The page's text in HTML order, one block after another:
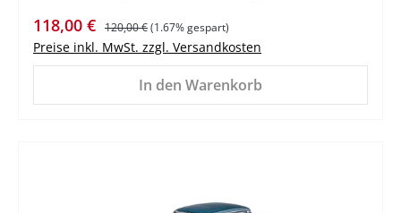
Verkaufspreis:
118,00 € Regulärer Preis:
120,00 €(1.67% gespart)
Preise inkl. MwSt. zzgl. Versandkosten
In den Warenkorb